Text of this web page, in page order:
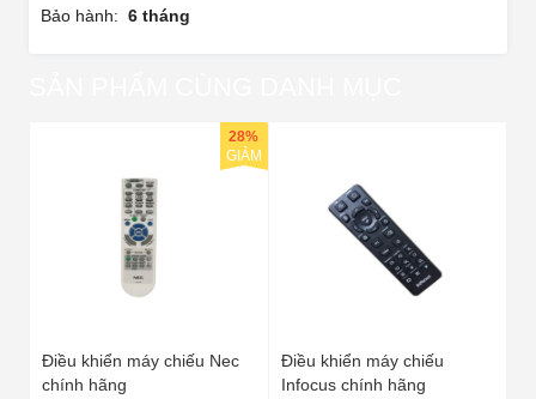
Bảo hành: 6 tháng
Điều khiển máy chiếu Nec
chính hãng
28%
GIẢM
Điều khiển máy chiếu
Infocus chính hãng